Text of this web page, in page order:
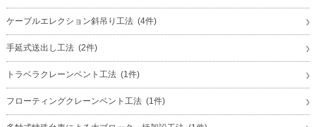
ケーブルエレクション斜吊り工法 (4件)
手延式送出し工法 (2件)
トラベラクレーンベント工法 (1件)
フローティングクレーンベント工法 (1件)